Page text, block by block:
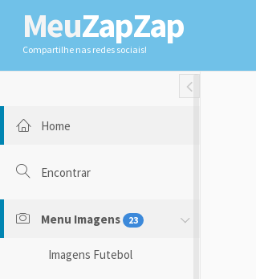
MeuZapZap
Compartilhe nas redes sociais!
Toggle Fullwidth
Home
Encontrar
Menu Imagens 23
Imagens Futebol